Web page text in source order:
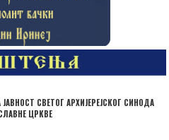
СВЕТОГ АРХИЈЕРЕЈСКОГ СИНОДА
ЦРКВЕ